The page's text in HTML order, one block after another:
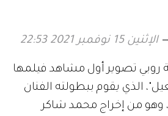
الإثنين 15 نوفمبر 2021 22:53
روبي تصوير أول مشاهد فيلمها
الذي يقوم ببطولته الفنان
وهو من إخراج محمد شاكر